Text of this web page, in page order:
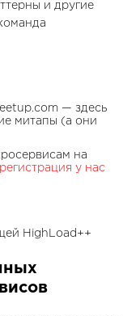
и другие
— здесь
митапы (а они
на
регистрация у нас
HighLoad++